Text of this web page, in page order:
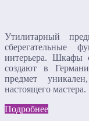
Утилитарный
сберегательные
интерьера. Шкафы
создают в
предмет
настоящего мастера.
Подробнее